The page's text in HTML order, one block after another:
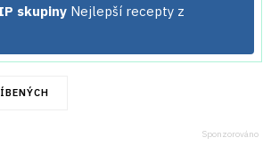
skupiny Nejlepší recepty z